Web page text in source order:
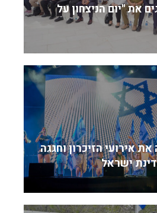
את "יום הניצחון על
את אירועי הזיכרון וחגגה